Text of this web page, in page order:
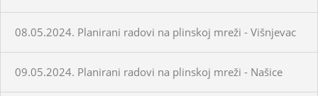
08.05.2024. Planirani radovi na plinskoj mreži - Višnjevac
09.05.2024. Planirani radovi na plinskoj mreži - Našice